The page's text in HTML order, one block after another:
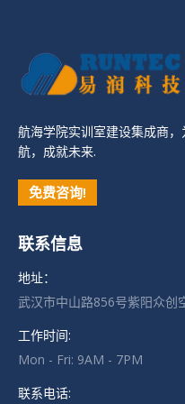
航海学院实训室建设集成商
航，成就未来.
免费咨询!
联系信息
地址：
武汉市中山路856号紫阳众创
工作时间:
Mon - Fri: 9AM - 7PM
联系电话: